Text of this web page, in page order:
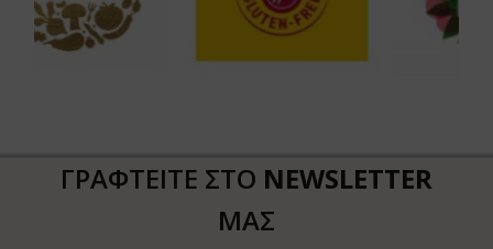
ΓΡΑΦΤΕΙΤΕ ΣΤΟ NEWSLETTER
ΜΑΣ